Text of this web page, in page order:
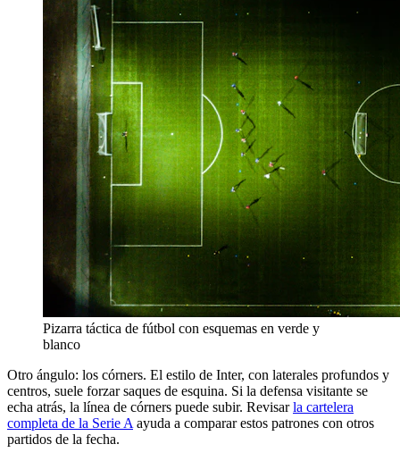
Pizarra táctica de fútbol con esquemas en verde y
blanco
Otro ángulo: los córners. El estilo de Inter, con laterales profundos y
centros, suele forzar saques de esquina. Si la defensa visitante se
echa atrás, la línea de córners puede subir. Revisarla cartelera
completa de la Serie A ayuda a comparar estos patrones con otros
partidos de la fecha.